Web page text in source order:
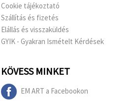
Cookie tájékoztató
Szállítás és fizetés
Elállás és visszaküldés
GYIK - Gyakran Ismételt Kérdések
KÖVESS MINKET
EM ART a Facebookon